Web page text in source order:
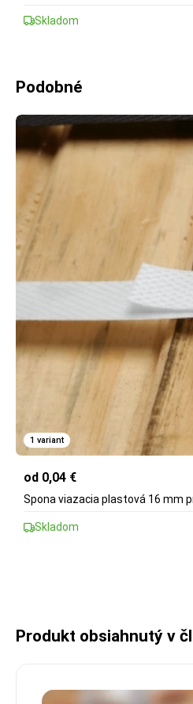
Skladom
Podobné
1 variant
od 0,04 €
Spona viazacia plastová 16 mm
Skladom
Produkt obsiahnutý v